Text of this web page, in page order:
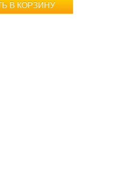
В КОРЗИНУ